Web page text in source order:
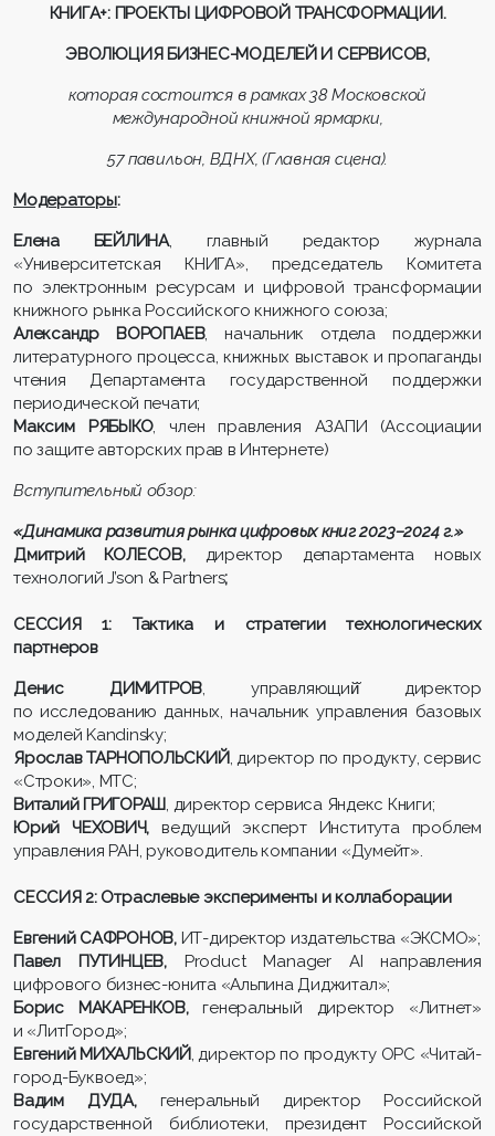
КНИГА+: ПРОЕКТЫ ЦИФРОВОЙ ТРАНСФОРМАЦИИ.
ЭВОЛЮЦИЯ БИЗНЕС-МОДЕЛЕЙ И СЕРВИСОВ,
которая состоится в рамках 38 Московской
международной книжной ярмарки,
57 павильон, ВДНХ, (Главная сцена).
Модераторы:
Елена БЕЙЛИНА, главный редактор журнала
«Университетская КНИГА», председатель Комитета
по электронным ресурсам и цифровой трансформации
книжного рынка Российского книжного союза;
Александр ВОРОПАЕВ, начальник отдела поддержки
литературного процесса, книжных выставок и пропаганды
чтения Департамента государственной поддержки
периодической печати;
Максим РЯБЫКО, член правления АЗАПИ (Ассоциации
по защите авторских прав в Интернете)
Вступительный обзор:
«Динамика развития рынка цифровых книг 2023–2024 г.»
Дмитрий КОЛЕСОВ, директор департамента новых
технологий J’son & Partners;
СЕССИЯ 1: Тактика и стратегии технологических
партнеров
Денис ДИМИТРОВ, управляющий̆ директор
по исследованию данных, начальник управления базовых
моделей Kandinsky;
Ярослав ТАРНОПОЛЬСКИЙ, директор по продукту, сервис
«Строки», МТС;
Виталий ГРИГОРАШ, директор сервиса Яндекс Книги;
Юрий ЧЕХОВИЧ,ведущий эксперт Института проблем
управления РАН, руководитель компании «Думейт».
СЕССИЯ 2: Отраслевые эксперименты и коллаборации
Евгений САФРОНОВ, ИТ-директор издательства «ЭКСМО»;
Павел ПУТИНЦЕВ,
Product Manager AI направления
цифрового бизнес-юнита «Альпина Диджитал»;
Борис МАКАРЕНКОВ,генеральный директор «Литнет»
и «ЛитГород»;
Евгений МИХАЛЬСКИЙ, директор по продукту ОРС «Читай-
город-Буквоед»;
Вадим ДУДА, генеральный директор Российской
государственной библиотеки, президент Российской